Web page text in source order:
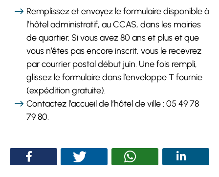
Remplissez et envoyez le formulaire disponible à
l’hôtel administratif, au CCAS, dans les mairies
de quartier. Si vous avez 80 ans et plus et que
vous n’êtes pas encore inscrit, vous le recevrez
par courrier postal début juin. Une fois rempli,
glissez le formulaire dans l’enveloppe T fournie
(expédition gratuite).
Contactez l’accueil de l’hôtel de ville : 05 49 78
79 80.